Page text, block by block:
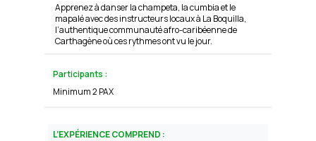
Apprenez à danser la champeta, la cumbia et le
mapalé avec des instructeurs locaux à La Boquilla,
l’authentique communauté afro-caribéenne de
Carthagène où ces rythmes ont vu le jour.
Participants :
Minimum 2 PAX
L’EXPÉRIENCE COMPREND :